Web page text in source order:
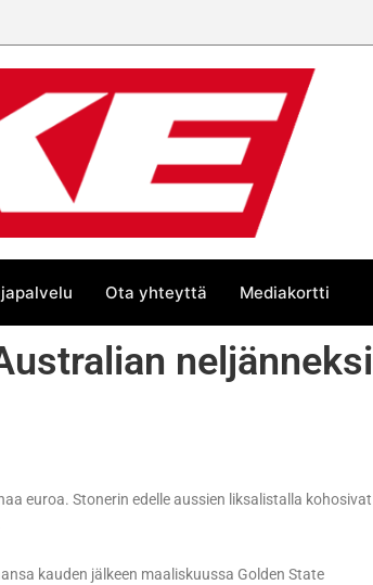
Ota yhteyttä Mediakortti
neljänneksi
euroa. Stonerin edelle aussien liksalistalla kohosivat
kauden jälkeen maaliskuussa Golden State